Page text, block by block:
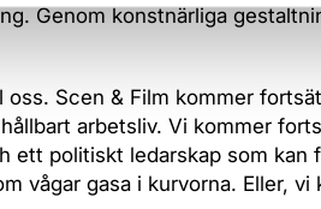
Genom konstnärliga
Scen & Film kommer
arbetsliv. Vi kommer
ett politiskt ledarskap som kan
vågar gasa i kurvorna. Eller, vi